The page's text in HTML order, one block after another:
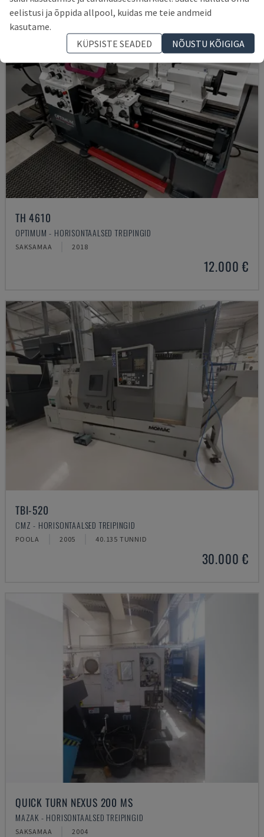
TH 4610
OPTIMUM - HORISONTAALSED TREIPINGID
SAKSAMAA 2018
12.000 €
TBI-520
CMZ - HORISONTAALSED TREIPINGID
POOLA 2005 40.135 TUNNID
30.000 €
QUICK TURN NEXUS 200 MS
MAZAK - HORISONTAALSED TREIPINGID
SAKSAMAA 2004
eelistusi ja õppida allpool, kuidas me teie andmeid
kasutame.
KÜPSISTE SEADED
NÕUSTU KÕIGIGA